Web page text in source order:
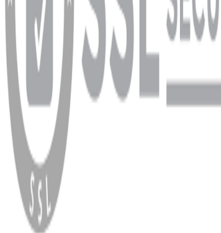
WhatsApp Facebook
Copyright
2026 Dükkan Hifi